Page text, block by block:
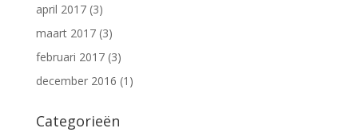
april 2017(3)
maart 2017(3)
februari 2017(3)
december 2016 (1)
Categorieën